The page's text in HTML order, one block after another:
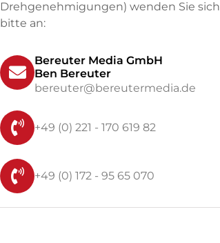
Drehgenehmigungen) wenden Sie sich
bitte an:
Bereuter Media GmbH
Ben Bereuter
bereuter@bereutermedia.de
+49 (0) 221 - 170 619 82
+49 (0) 172 - 95 65 070